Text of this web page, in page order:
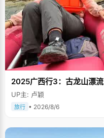
2025广西行3：古龙山漂流
UP主: 卢颖
旅行 • 2026/8/6